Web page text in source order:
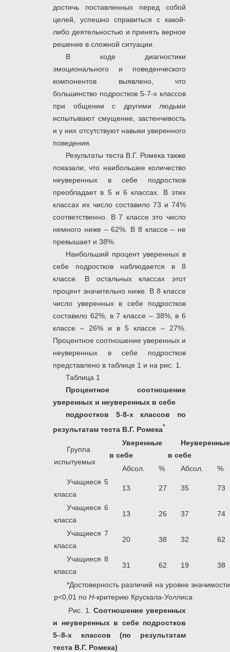
достичь поставленных перед собой
целей, успешно справиться с какой-
либо деятельностью и принять верное
решение в сложной ситуации.
В ходе диагностики
эмоционального и поведенческого
компонентов выявлено, что
большинство подростков 5-7-х классов
при общении с другими людьми
испытывают смущение, застенчивость
и у них отсутствуют навыки уверенного
поведения.
Результаты теста В.Г. Ромека также
показали, что наибольшее количество
неуверенных в себе подростков
преобладает в 5 и 6 классах. В этих
классах их число составило 73 и 74%
соответственно. В 7 классе это число
немного ниже – 62%. В 8 классе – не
превышает и 38%.
Наибольший процент уверенных в
себе подростков наблюдается в 8
классе. В остальных классах этот
процент значительно ниже. В 8 классе
число уверенных в себе подростков
составило 62%, в 7 классе – 38%, в 6
классе – 26% и в 5 классе – 27%.
Процентное соотношение уверенных и
неуверенных в себе подростков
представлено в таблице 1 и на рис. 1.
Таблица 1
Процентное соотношение
уверенных и неуверенных в себе
подростков 5-8-х классов по
результатам теста В.Г. Ромека*
Группа
испытуемых
Уверенные
в себе
Неуверенные
в себе
Абсол.
% Абсол.
%
Учащиеся 5
класса
13 27 35 73
Учащиеся 6
класса
13 26 37 74
Учащиеся 7
класса
20 38 32 62
Учащиеся 8
класса
31 62 19 38
*Достоверность различий на уровне значимости
р<0,01 по Н-критерию Крускала-Уоллиса
Рис. 1.Соотношение уверенных
и неуверенных в себе подростков
5–8-х классов (по результатам
теста В.Г. Ромека)